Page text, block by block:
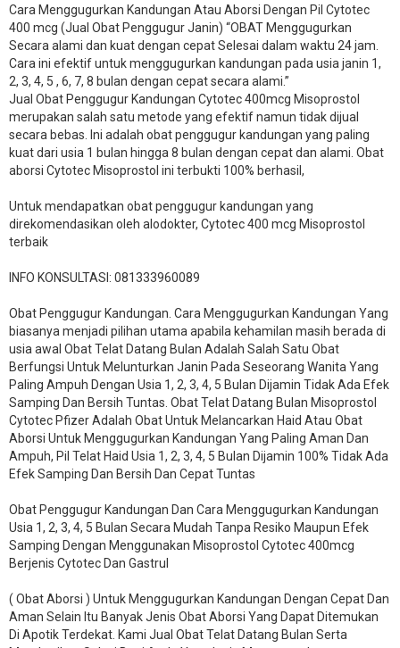
Cara Menggugurkan Kandungan Atau Aborsi Dengan Pil Cytotec
400 mcg (Jual Obat Penggugur Janin) “OBAT Menggugurkan
Secara alami dan kuat dengan cepat Selesai dalam waktu 24 jam.
Cara ini efektif untuk menggugurkan kandungan pada usia janin 1,
2, 3, 4, 5 , 6, 7, 8 bulan dengan cepat secara alami.”
Jual Obat Penggugur Kandungan Cytotec 400mcg Misoprostol
merupakan salah satu metode yang efektif namun tidak dijual
secara bebas. Ini adalah obat penggugur kandungan yang paling
kuat dari usia 1 bulan hingga 8 bulan dengan cepat dan alami. Obat
aborsi Cytotec Misoprostol ini terbukti 100% berhasil,
Untuk mendapatkan obat penggugur kandungan yang
direkomendasikan oleh alodokter, Cytotec 400 mcg Misoprostol
terbaik
INFO KONSULTASI: 081333960089
​Obat Penggugur Kandungan. Cara Menggugurkan Kandungan Yang
biasanya menjadi pilihan utama apabila kehamilan masih berada di
usia awal Obat Telat Datang Bulan Adalah Salah Satu Obat
Berfungsi Untuk Melunturkan Janin Pada Seseorang Wanita Yang
Paling Ampuh Dengan Usia 1, 2, 3, 4, 5 Bulan Dijamin Tidak Ada Efek
Samping Dan Bersih Tuntas. Obat Telat Datang Bulan Misoprostol
Cytotec Pfizer Adalah Obat Untuk Melancarkan Haid Atau Obat
Aborsi Untuk Menggugurkan Kandungan Yang Paling Aman Dan
Ampuh, Pil Telat Haid Usia 1, 2, 3, 4, 5 Bulan Dijamin 100% Tidak Ada
Efek Samping Dan Bersih Dan Cepat Tuntas
Obat Penggugur Kandungan Dan Cara Menggugurkan Kandungan
Usia 1, 2, 3, 4, 5 Bulan Secara Mudah Tanpa Resiko Maupun Efek
Samping Dengan Menggunakan Misoprostol Cytotec 400mcg
Berjenis Cytotec Dan Gastrul
( Obat Aborsi ) Untuk Menggugurkan Kandungan Dengan Cepat Dan
Aman Selain Itu Banyak Jenis Obat Aborsi Yang Dapat Ditemukan
Di Apotik Terdekat. Kami Jual Obat Telat Datang Bulan Serta